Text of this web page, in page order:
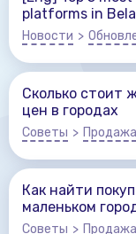
platforms in
Новости >
Сколько стоит
цен в городах
Советы > Продажа
Как найти
маленьком
Советы > Продажа